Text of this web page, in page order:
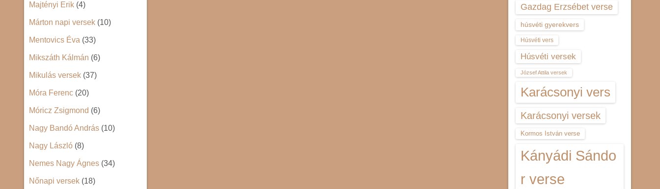
Majtényi Erik (4)
Márton napi versek (10)
Mentovics Éva (33)
Mikszáth Kálmán (6)
Mikulás versek (37)
Móra Ferenc (20)
Móricz Zsigmond (6)
Nagy Bandó András (10)
Nagy László (8)
Nemes Nagy Ágnes (34)
Nőnapi versek (18)
Gazdag Erzsébet verse
húsvéti gyerekvers
Húsvéti vers
Húsvéti versek
József Attila versek
Karácsonyi vers
Karácsonyi versek
Kormos István verse
Kányádi Sándo
r verse